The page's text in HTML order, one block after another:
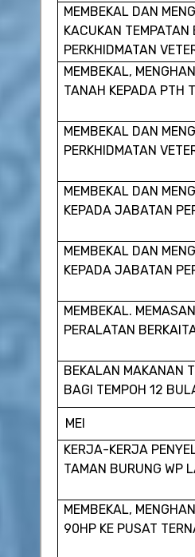
MEMBEKAL DAN
KACUKAN
PERKHIDMATAN
MEMBEKAL,
TANAH KEPADA PTH
MEMBEKAL DAN
PERKHIDMATAN
MEMBEKAL DAN
KEPADA JABATAN
MEMBEKAL DAN
KEPADA JABATAN
MEMBEKAL.
PERALATAN
BEKALAN MAKANAN
BAGI TEMPOH 12
MEI
KERJA-KERJA
TAMAN BURUNG WP
MEMBEKAL,
90HP KE PUSAT